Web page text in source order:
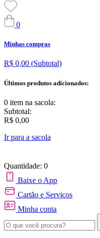
0
Minhas compras
R$ 0,00 (Subtotal)
Últimos produtos adicionados:
0 item na sacola:
Subtotal:
R$ 0,00
Ir para a sacola
Quantidade: 0
Baixe o App
Cartão e Serviços
Minha conta